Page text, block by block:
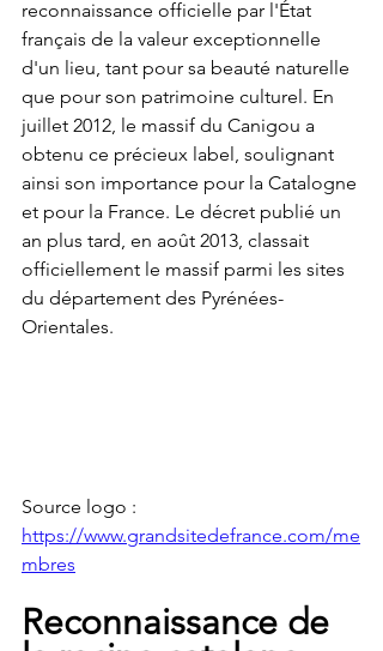
reconnaissance officielle par l'État
français de la valeur exceptionnelle
d'un lieu, tant pour sa beauté naturelle
que pour son patrimoine culturel. En
juillet 2012, le massif du Canigou a
obtenu ce précieux label, soulignant
ainsi son importance pour la Catalogne
et pour la France. Le décret publié un
an plus tard, en août 2013, classait
officiellement le massif parmi les sites
du département des Pyrénées-
Orientales.
Source logo :
https://www.grandsitedefrance.com/me
mbres
Reconnaissance de